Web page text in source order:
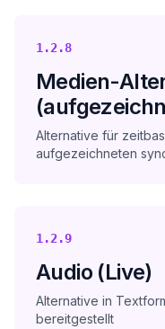
1.2.8
Medien-
Alternative für
aufgezeichneten
1.2.9
Audio (Live)
Alternative in
bereitgestellt